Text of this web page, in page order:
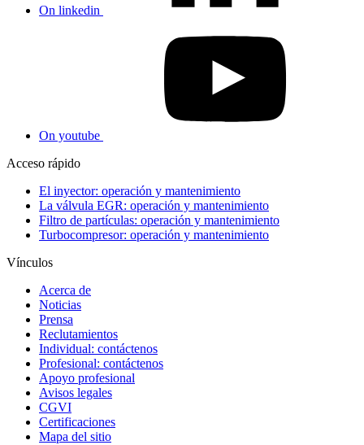
On linkedin
On youtube
Acceso rápido
El inyector: operación y mantenimiento
La válvula EGR: operación y mantenimiento
Filtro de partículas: operación y mantenimiento
Turbocompresor: operación y mantenimiento
Vínculos
Acerca de
Noticias
Prensa
Reclutamientos
Individual: contáctenos
Profesional: contáctenos
Apoyo profesional
Avisos legales
CGVI
Certificaciones
Mapa del sitio